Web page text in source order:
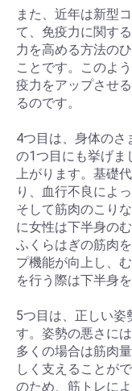
また、近年は新型
て、免疫力に関す
力を高める方法の
ことです。このよ
疫力をアップさせ
るのです。
4つ目は、身体のさ
の1つ目にも挙げま
上がります。基礎
り、血行不良によ
そして筋肉のこり
に女性は下半身の
ふくらはぎの筋肉
プ機能が向上し、
を行う際は下半身
5つ目は、正しい姿
す。姿勢の悪さに
多くの場合は筋肉
しく支えることが
のため、筋トレに